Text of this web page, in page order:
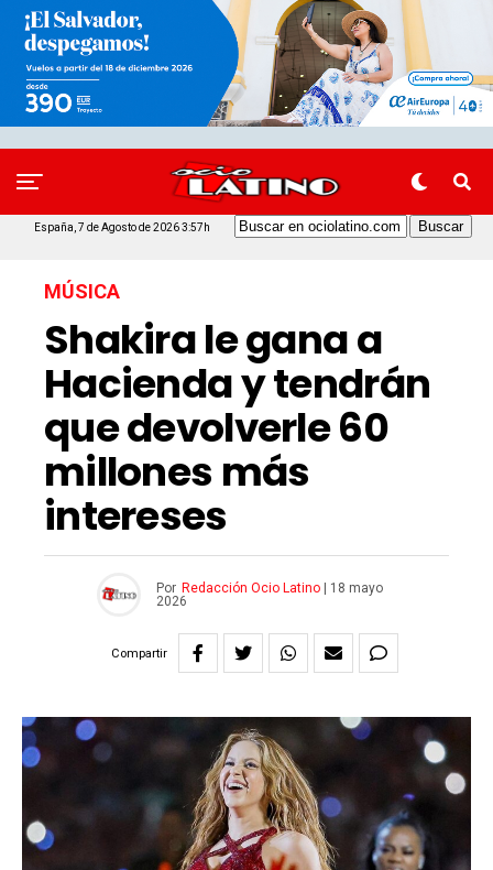
España, 7 de Agosto de 2026 3:57h
MÚSICA
Shakira le gana a
Hacienda y tendrán
que devolverle 60
millones más
intereses
Por Redacción Ocio Latino|
18 mayo
2026
Compartir